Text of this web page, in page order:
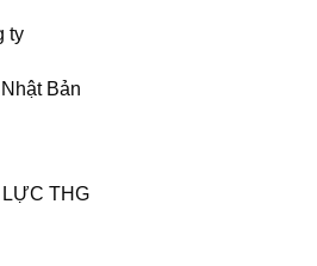
ty
Bản
THG